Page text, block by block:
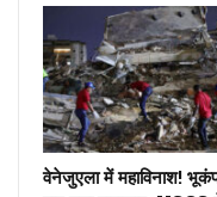
वेनेजुएला में महाविनाश!